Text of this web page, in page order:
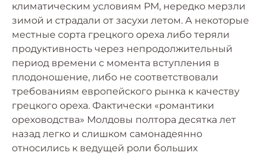
климатическим условиям РМ, нередко мерзли
зимой и страдали от засухи летом. А некоторые
местные сорта грецкого ореха либо теряли
продуктивность через непродолжительный
период времени с момента вступления в
плодоношение, либо не соответствовали
требованиям европейского рынка к качеству
грецкого ореха. Фактически «романтики
ореховодства» Молдовы полтора десятка лет
назад легко и слишком самонадеянно
относились к ведущей роли больших